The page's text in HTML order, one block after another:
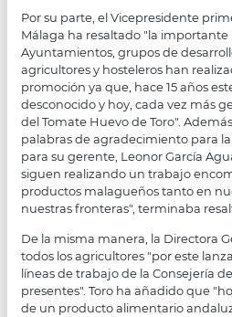
Por su parte, el Vicepresidente
Málaga ha resaltado "la
Ayuntamientos, grupos de
agricultores y hosteleros han
promoción ya que, hace 15 años
desconocido y hoy, cada vez más
del Tomate Huevo de Toro".
palabras de agradecimiento para
para su gerente, Leonor García
siguen realizando un trabajo
productos malagueños tanto en
nuestras fronteras", terminaba
De la misma manera, la Directora
todos los agricultores "por este
líneas de trabajo de la Consejería
presentes". Toro ha añadido que
de un producto alimentario